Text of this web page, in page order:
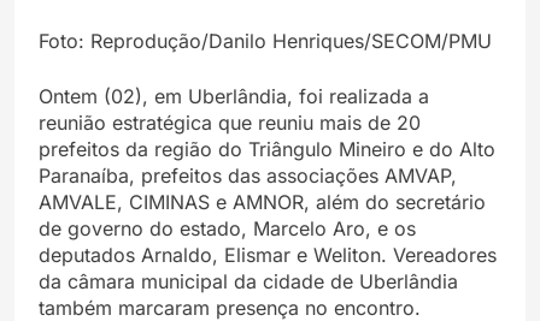
Foto: Reprodução/Danilo Henriques/SECOM/PMU
Ontem (02), em Uberlândia, foi realizada a
reunião estratégica que reuniu mais de 20
prefeitos da região do Triângulo Mineiro e do Alto
Paranaíba, prefeitos das associações AMVAP,
AMVALE, CIMINAS e AMNOR, além do secretário
de governo do estado, Marcelo Aro, e os
deputados Arnaldo, Elismar e Weliton. Vereadores
da câmara municipal da cidade de Uberlândia
também marcaram presença no encontro.